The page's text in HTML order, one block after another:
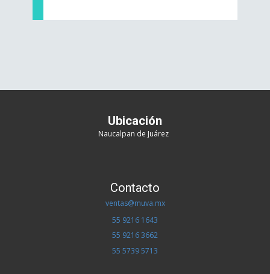
Ubicación
Naucalpan de Juárez
Contacto
ventas@muva.mx
55 9216 1643
55 9216 3662
55 5739 5713